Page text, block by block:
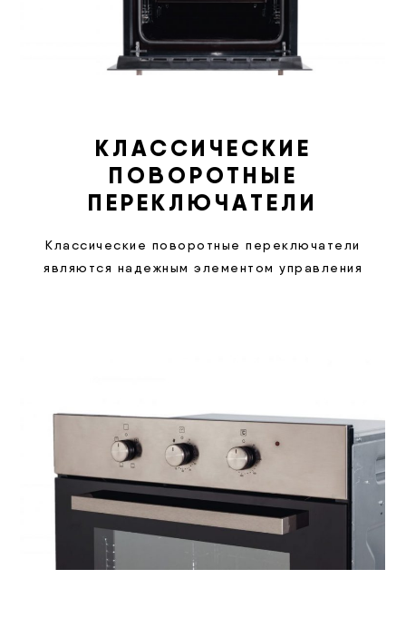
КЛАССИЧЕСКИЕ
ПОВОРОТНЫЕ
ПЕРЕКЛЮЧАТЕЛИ
Классические поворотные переключатели
являются надежным элементом управления